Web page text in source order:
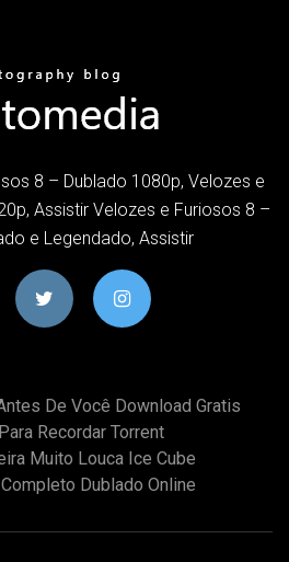
8 – Dublado 1080p, Velozes e
Assistir Velozes e Furiosos 8 –
e Legendado, Assistir
De Você Download Gratis
Recordar Torrent
Muito Louca Ice Cube
Dublado Online